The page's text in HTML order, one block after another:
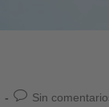
Sin